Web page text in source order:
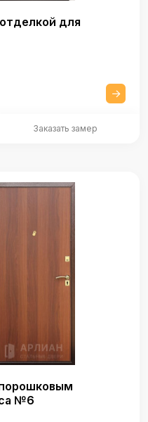
для
Заказать замер
№6